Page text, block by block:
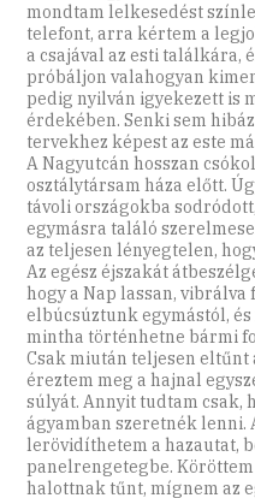
mondtam lelkesedést
telefont, arra kértem a
a csajával az esti találkára,
próbáljon valahogyan
pedig nyilván igyekezett is
érdekében. Senki sem
tervekhez képest az este
A Nagyutcán hosszan
osztálytársam háza előtt.
távoli országokba
egymásra találó
az teljesen lényegtelen,
Az egész éjszakát
hogy a Nap lassan,
elbúcsúztunk egymástól,
mintha történhetne bármi
Csak miután teljesen eltűnt
éreztem meg a hajnal
súlyát. Annyit tudtam csak,
ágyamban szeretnék lenni.
lerövidíthetem a hazautat,
panelrengetegbe.
halottnak tűnt, mígnem az